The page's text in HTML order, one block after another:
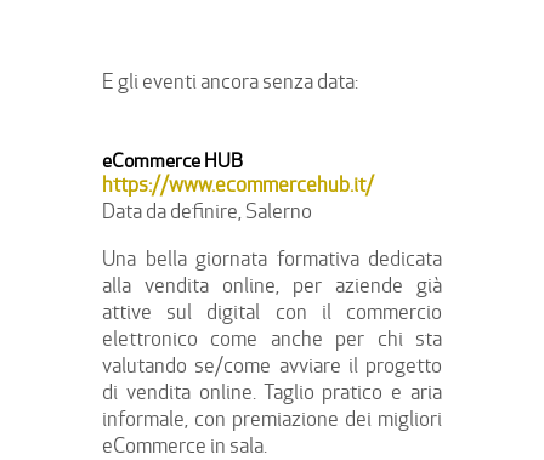
E gli eventi ancora senza data:
eCommerce HUB
https://www.ecommercehub.it/
Data da definire, Salerno
Una bella giornata formativa dedicata
alla vendita online, per aziende già
attive sul digital con il commercio
elettronico come anche per chi sta
valutando se/come avviare il progetto
di vendita online. Taglio pratico e aria
informale, con premiazione dei migliori
eCommerce in sala.